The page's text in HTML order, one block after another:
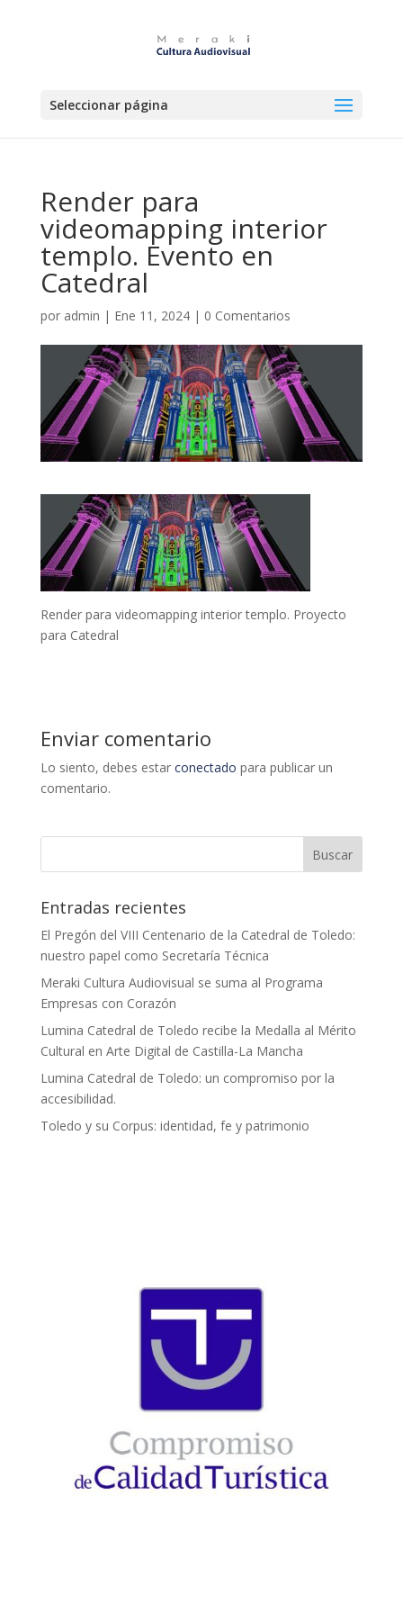
Seleccionar página
Render para
videomapping interior
templo. Evento en
Catedral
por admin | Ene 11, 2024| 0 Comentarios
Render para videomapping interior templo. Proyecto
para Catedral
Enviar comentario
Lo siento, debes estar conectado para publicar un
comentario.
Entradas recientes
El Pregón del VIII Centenario de la Catedral de Toledo:
nuestro papel como Secretaría Técnica
Meraki Cultura Audiovisual se suma al Programa
Empresas con Corazón
Lumina Catedral de Toledo recibe la Medalla al Mérito
Cultural en Arte Digital de Castilla-La Mancha
Lumina Catedral de Toledo: un compromiso por la
accesibilidad.
Toledo y su Corpus: identidad, fe y patrimonio